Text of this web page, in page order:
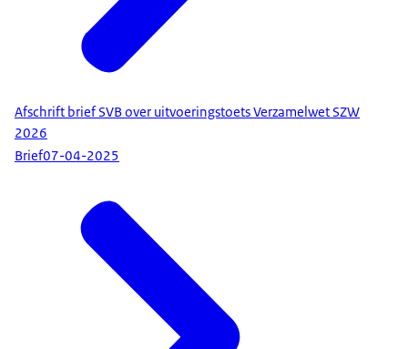
Afschrift brief SVB over uitvoeringstoets Verzamelwet SZW
2026
Brief07-04-2025